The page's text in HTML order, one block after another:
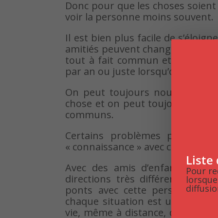
Donc pour que les choses
voir la personne moins souvent.
Il est bien plus facile de
amitiés peuvent changer avec
tout à fait commun et logique
par an ou juste lorsqu’on se
On peut toujours nouer de
chose et on peut toujours se
communs.
Certains problèmes peuvent
« connaissance » avec certains
Avec des amis d’enfance, il
directions très différentes.
ponts avec cette personne?
chaque situation est unique,
vie, même à distance, cela
Liste
Pour